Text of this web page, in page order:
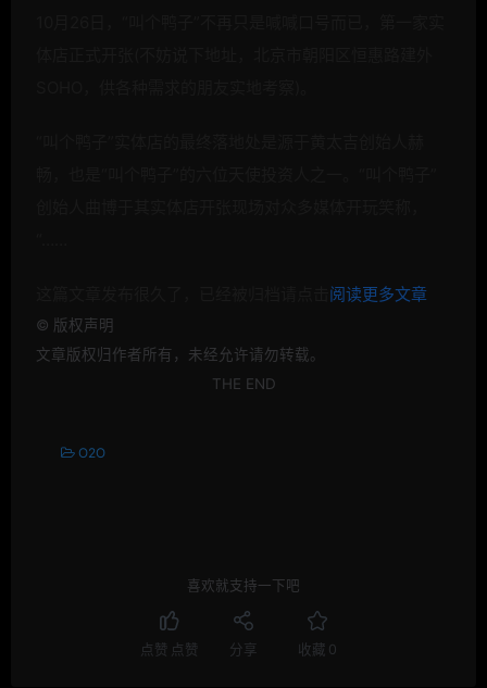
阅读更多文章
© 版权声明
文章版权归作者所有，未经允许请勿转载。
THE END
O2O
喜欢就支持一下吧
点赞 点赞 分享 收藏 0